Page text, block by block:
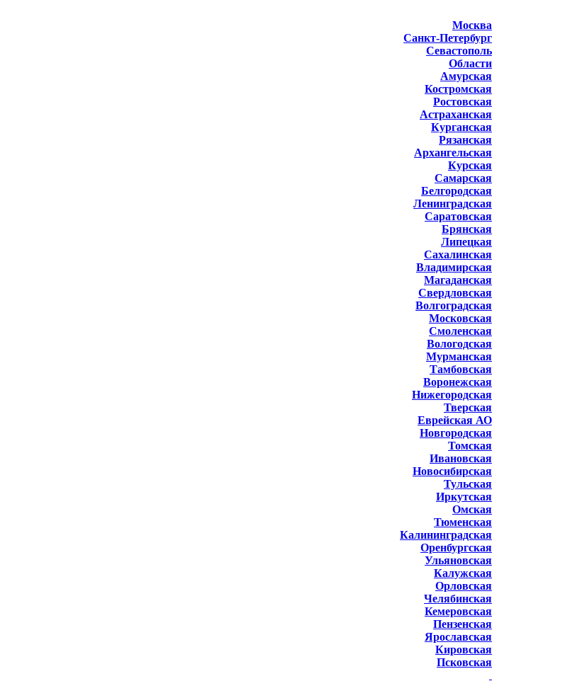
Москва
Санкт-Петербург
Севастополь
Области
Амурская
Костромская
Ростовская
Астраханская
Курганская
Рязанская
Архангельская
Курская
Самарская
Белгородская
Ленинградская
Саратовская
Брянская
Липецкая
Сахалинская
Владимирская
Магаданская
Свердловская
Волгоградская
Московская
Смоленская
Вологодская
Мурманская
Тамбовская
Воронежская
Нижегородская
Тверская
Еврейская АО
Новгородская
Томская
Ивановская
Новосибирская
Тульская
Иркутская
Омская
Тюменская
Калининградская
Оренбургская
Ульяновская
Калужская
Орловская
Челябинская
Кемеровская
Пензенская
Ярославская
Кировская
Псковская